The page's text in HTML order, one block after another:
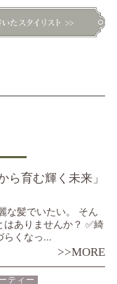
ら育む輝く未来」
な髪でいたい。 そん
はありませんか？ ✅綺
らくなっ...
>>MORE
ティー